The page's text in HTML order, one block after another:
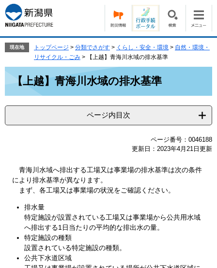
ー
ジ
の
で
ニ
ュ
ー
ば
本
文
現在地 トップページ > 分類でさがす > くらし・安全・環境 > 自然・環境・
リサイクル・ごみ > 【上越】青海川水域の排水基準
【上越】青海川水域の排水基準
ページ内目次
ページ番号：0046188
更新日：2023年4月21日更新
青海川水域へ排出する工場又は事業場の排水基準は次の条件
により排水基準が異なります。
まず、各工場又は事業場の状況をご確認ください。
排水量
特定施設が設置されている工場又は事業場から公共用水域
へ排出する1日当たりの平均的な排出水の量。
特定施設の種類
設置されている特定施設の種類。
公共下水道区域